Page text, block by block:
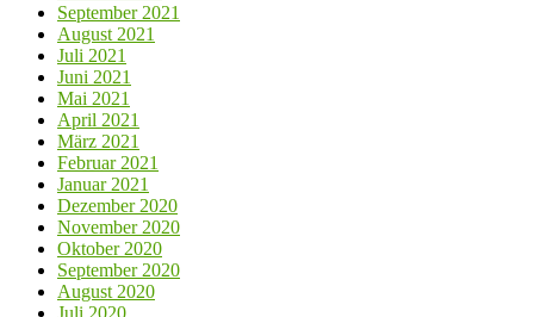
September 2021
August 2021
Juli 2021
Juni 2021
Mai 2021
April 2021
März 2021
Februar 2021
Januar 2021
Dezember 2020
November 2020
Oktober 2020
September 2020
August 2020
Juli 2020